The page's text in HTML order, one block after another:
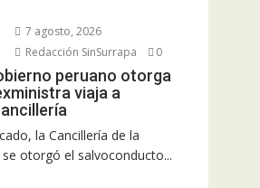
7 agosto, 2026
Redacción SinSurrapa
0
peruano otorga
viaja a
la Cancillería de la
otorgó el salvoconducto...